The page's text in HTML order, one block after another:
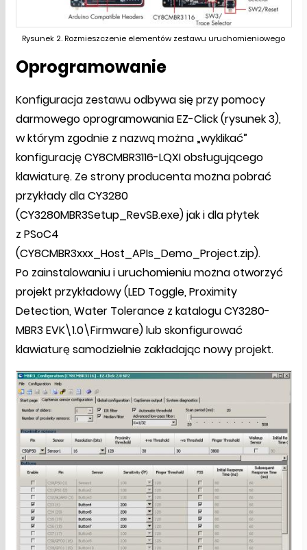
Rysunek 2. Rozmieszczenie elementów zestawu uruchomieniowego
Oprogramowanie
Konfiguracja zestawu odbywa się przy pomocy
darmowego oprogramowania EZ-Click (rysunek 3),
w którym zgodnie z nazwą można „wyklikać”
konfigurację CY8CMBR3116-LQXI obsługującego
klawiaturę. Ze strony producenta można pobrać
przykłady dla CY3280
(CY3280MBR3Setup_RevSB.exe) jak i dla płytek
z PSoC4
(CY8CMBR3xxx_Host_APIs_Demo_Project.zip).
Po zainstalowaniu i uruchomieniu można otworzyć
projekt przykładowy (LED Toggle, Proximity
Detection, Water Tolerance z katalogu CY3280-
MBR3 EVK\1.0\Firmware) lub skonfigurować
klawiaturę samodzielnie zakładając nowy projekt.